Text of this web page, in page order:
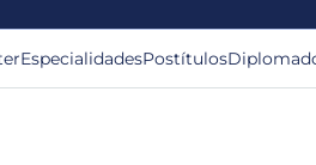
EspecialidadesPostítulos